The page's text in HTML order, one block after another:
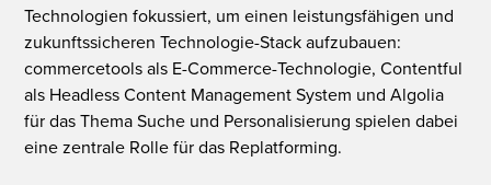
Technologien fokussiert, um einen leistungsfähigen und
zukunftssicheren Technologie-Stack aufzubauen:
commercetools als E-Commerce-Technologie, Contentful
als Headless Content Management System und Algolia
für das Thema Suche und Personalisierung spielen dabei
eine zentrale Rolle für das Replatforming.